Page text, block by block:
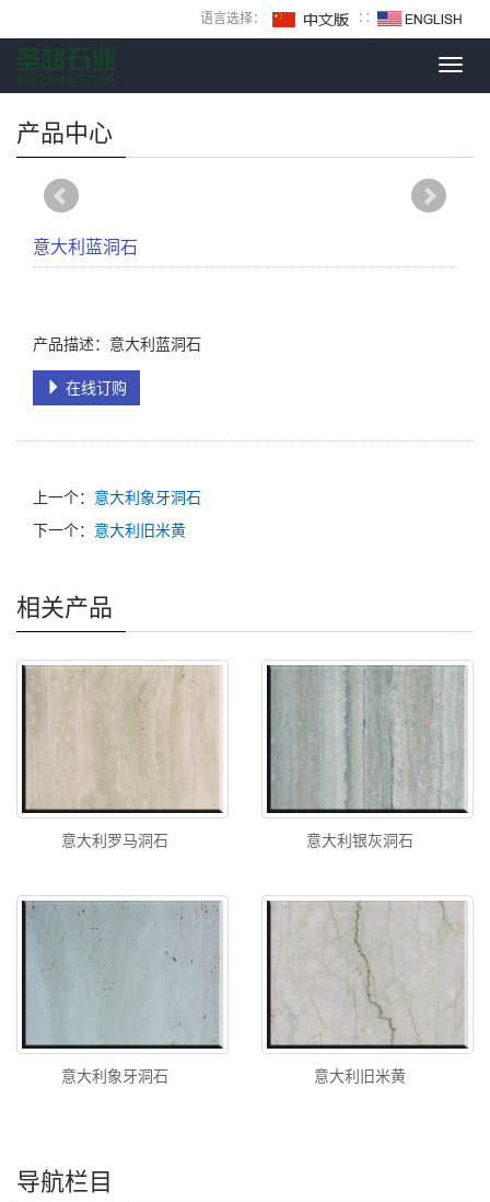
语言选择： ∷
产品中心
意大利蓝洞石
产品描述：意大利蓝洞石
在线订购
上一个： 意大利象牙洞石
下一个： 意大利旧米黄
相关产品
意大利罗马洞石 意大利银灰洞石
意大利象牙洞石 意大利旧米黄
导航栏目